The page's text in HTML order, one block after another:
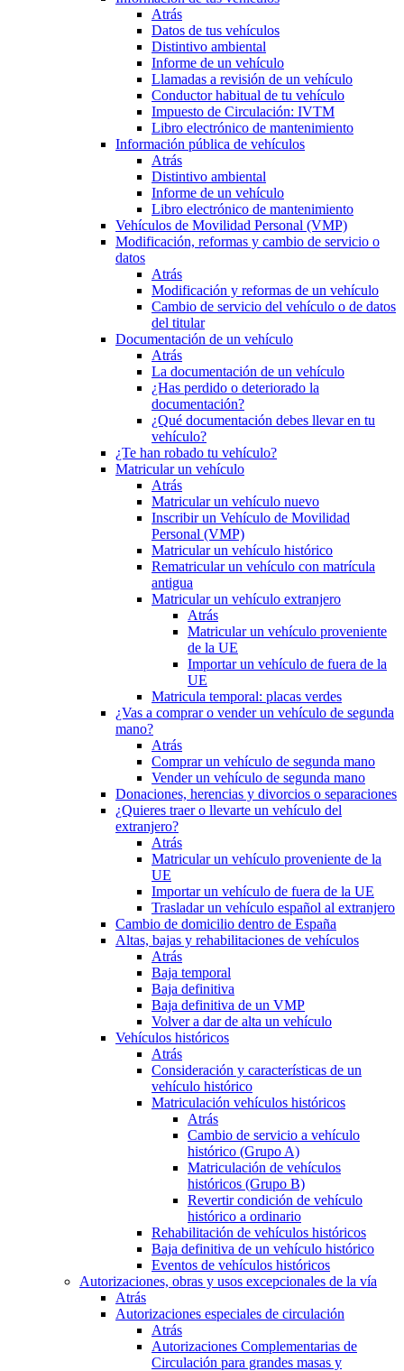
Atrás
Datos de tus vehículos
Distintivo ambiental
Informe de un vehículo
Llamadas a revisión de un vehículo
Conductor habitual de tu vehículo
Impuesto de Circulación: IVTM
Libro electrónico de mantenimiento
Información pública de vehículos
Atrás
Distintivo ambiental
Informe de un vehículo
Libro electrónico de mantenimiento
Vehículos de Movilidad Personal (VMP)
Modificación, reformas y cambio de servicio o
datos
Atrás
Modificación y reformas de un vehículo
Cambio de servicio del vehículo o de datos
del titular
Documentación de un vehículo
Atrás
La documentación de un vehículo
¿Has perdido o deteriorado la
documentación?
¿Qué documentación debes llevar en tu
vehículo?
¿Te han robado tu vehículo?
Matricular un vehículo
Atrás
Matricular un vehículo nuevo
Inscribir un Vehículo de Movilidad
Personal (VMP)
Matricular un vehículo histórico
Rematricular un vehículo con matrícula
antigua
Matricular un vehículo extranjero
Atrás
Matricular un vehículo proveniente
de la UE
Importar un vehículo de fuera de la
UE
Matricula temporal: placas verdes
¿Vas a comprar o vender un vehículo de segunda
mano?
Atrás
Comprar un vehículo de segunda mano
Vender un vehículo de segunda mano
Donaciones, herencias y divorcios o separaciones
¿Quieres traer o llevarte un vehículo del
extranjero?
Atrás
Matricular un vehículo proveniente de la
UE
Importar un vehículo de fuera de la UE
Trasladar un vehículo español al extranjero
Cambio de domicilio dentro de España
Altas, bajas y rehabilitaciones de vehículos
Atrás
Baja temporal
Baja definitiva
Baja definitiva de un VMP
Volver a dar de alta un vehículo
Vehículos históricos
Atrás
Consideración y características de un
vehículo histórico
Matriculación vehículos históricos
Atrás
Cambio de servicio a vehículo
histórico (Grupo A)
Matriculación de vehículos
históricos (Grupo B)
Revertir condición de vehículo
histórico a ordinario
Rehabilitación de vehículos históricos
Baja definitiva de un vehículo histórico
Eventos de vehículos históricos
Autorizaciones, obras y usos excepcionales de la vía
Atrás
Autorizaciones especiales de circulación
Atrás
Autorizaciones Complementarias de
Circulación para grandes masas y